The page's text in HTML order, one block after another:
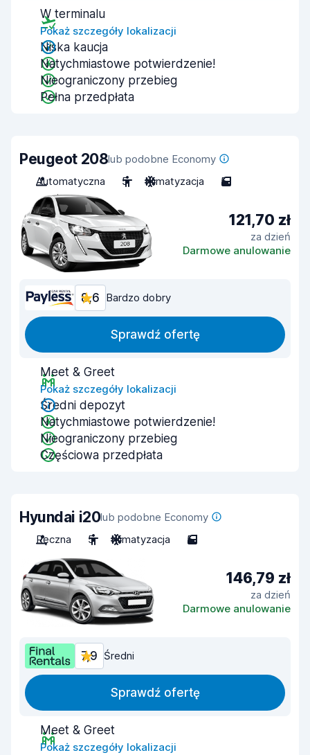
W terminalu
Pokaż szczegóły lokalizacji
Niska kaucja
Natychmiastowe potwierdzenie!
Nieograniczony przebieg
Pełna przedpłata
Peugeot 208lub podobne Economy
Automatyczna
5 Klimatyzacja 5
121,70 zł
za dzień
Darmowe anulowanie
8,6 Bardzo dobry
Sprawdź ofertę
Meet & Greet
Pokaż szczegóły lokalizacji
Średni depozyt
Natychmiastowe potwierdzenie!
Nieograniczony przebieg
Częściowa przedpłata
Hyundai i20lub podobne Economy
Ręczna
5 Klimatyzacja 5
146,79 zł
za dzień
Darmowe anulowanie
7,9 Średni
Sprawdź ofertę
Meet & Greet
Pokaż szczegóły lokalizacji